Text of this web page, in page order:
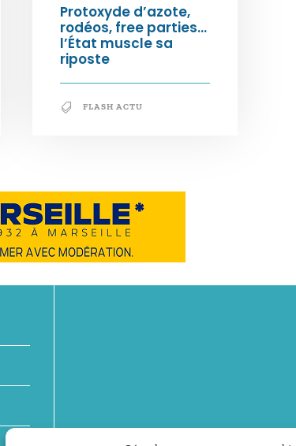
Protoxyde d’azote,
rodéos, free parties…
l’État muscle sa
riposte
FLASH ACTU